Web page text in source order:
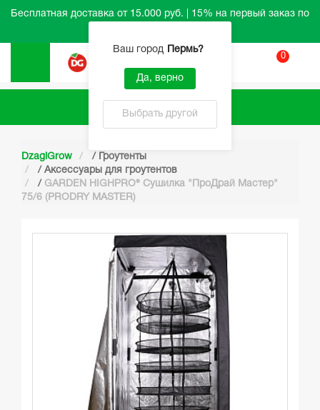
Бесплатная доставка от 15.000 руб. | 15% на первый заказ по
Ваш город Пермь?
Да, верно
Выбрать другой
0
Каталог
DzagiGrow / Гроутенты
/ Аксессуары для гроутентов
/ GARDEN HIGHPRO® Сушилка "ПроДрай Мастер"
75/6 (PRODRY MASTER)